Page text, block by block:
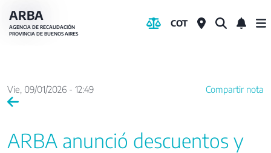
Pasar
al
ARBA
AGENCIA DE RECAUDACIÓN
PROVINCIA DE BUENOS AIRES
COT
Vie, 09/01/2026 - 12:49 Compartir nota
ARBA anunció descuentos y